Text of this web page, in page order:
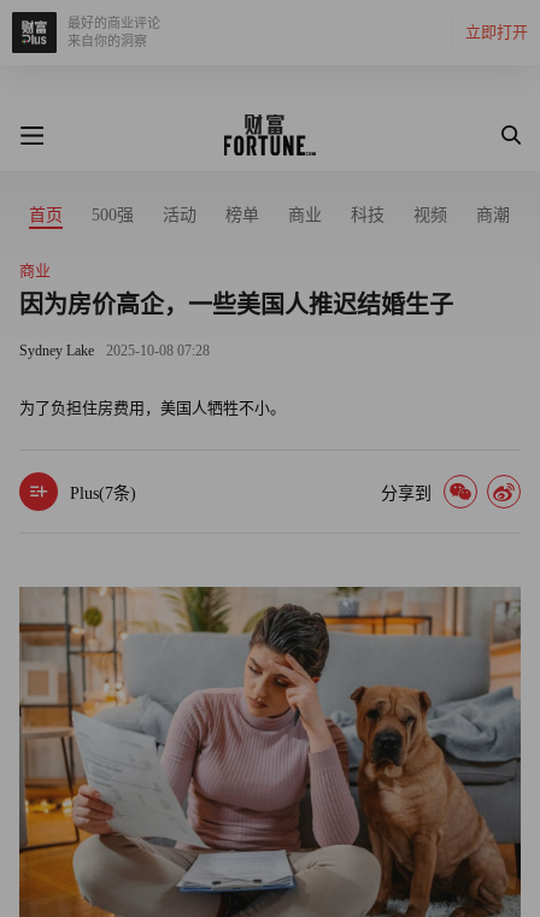
立即打开
最好的商业评论
来自你的洞察
首页 500强 活动 榜单 商业 科技 视频 商潮
商业
因为房价高企，一些美国人推迟结婚生子
Sydney Lake 2025-10-08 07:28
为了负担住房费用，美国人牺牲不小。
Plus(7条) 分享到